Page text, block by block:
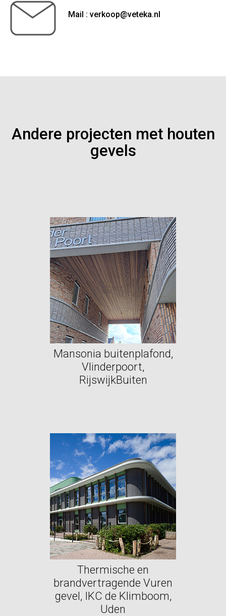
Mail : verkoop@veteka.nl
Andere projecten met houten
gevels
Mansonia buitenplafond,
Vlinderpoort,
RijswijkBuiten
Thermische en
brandvertragende Vuren
gevel, IKC de Klimboom,
Uden